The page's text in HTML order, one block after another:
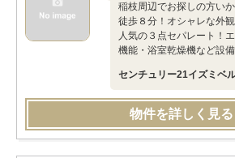
稲枝周辺でお探しの方い
徒歩８分！オシャレな外
人気の３点セパレート！
機能・浴室乾燥機など設
センチュリー21イズミベ
物件を詳しく見る